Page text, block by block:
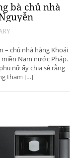
bà chủ nhà
– chủ nhà hàng Khoái
Nam nước Pháp.
nữ ấy chia sẻ rằng
tham […]